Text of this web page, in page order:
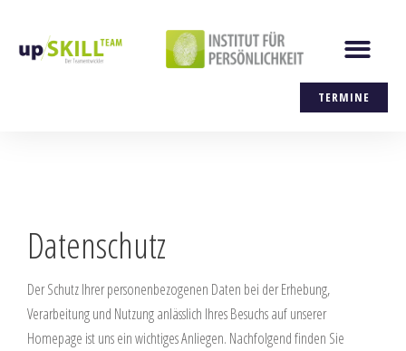
springen
TERMINE
Datenschutz
Der Schutz Ihrer personenbezogenen Daten bei der Erhebung,
Verarbeitung und Nutzung anlässlich Ihres Besuchs auf unserer
Homepage ist uns ein wichtiges Anliegen. Nachfolgend finden Sie